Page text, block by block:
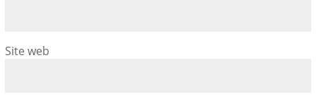
Site web